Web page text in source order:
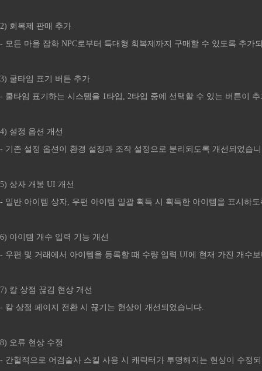
2) 회복제 판매 추가
- 모든 마을 잡화 NPC로부터 특대형 회복제까지 구매할 수 있도록 추가
3) 쿨타임 표기 버튼 추가
- 쿨타임 표기하는 시스템을 1타입, 2타입 중에 선택할 수 있는 버튼이
4) 설정 옵션 개선
- 기존 설정 옵션이 환경 설정과 조작 설정으로 분리되도록 개선되었습
5) 상자 개봉 UI 개선
- 일반 아이템 상자, 우편 아이템 일괄 획득 시 획득한 아이템을 표시하
6) 아이템 개수 입력 기능 개선
- 우편 및 거래에서 아이템을 등록할 때 수량 입력 UI에 현재 가진 개수
7) 칼 상점 끊김 현상 개선
- 칼 상점 페이지 전환 시 끊기는 현상이 개선되었습니다.
8) 오류 현상 수정
- 간헐적으로 어검술사 스킬 사용 시 캐릭터가 투명해지는 현상이 수정